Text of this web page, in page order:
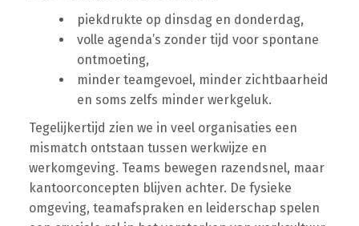
piekdrukte op dinsdag en donderdag,
volle agenda’s zonder tijd voor spontane
ontmoeting,
minder teamgevoel, minder zichtbaarheid
en soms zelfs minder werkgeluk.
Tegelijkertijd zien we in veel organisaties een
mismatch ontstaan tussen werkwijze en
werkomgeving. Teams bewegen razendsnel, maar
kantoorconcepten blijven achter. De fysieke
omgeving, teamafspraken en leiderschap spelen